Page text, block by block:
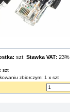
sztStawka VAT: 23%
szt
zbiorczym: 1 x szt